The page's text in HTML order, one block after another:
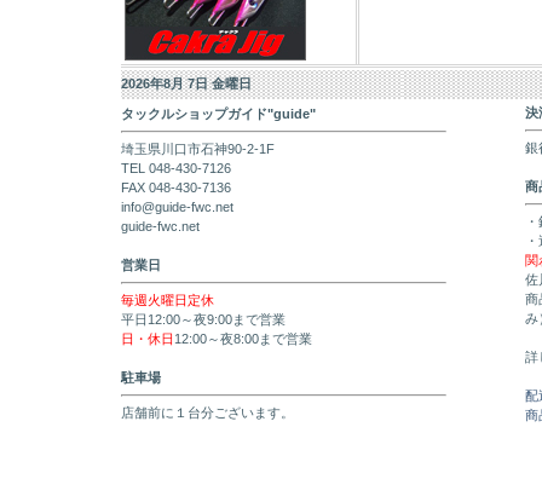
2026年8月 7日 金曜日
タックルショップガイド"guide"
埼玉県川口市石神90-2-1F
TEL 048-430-7126
FAX 048-430-7136
info@guide-fwc.net
guide-fwc.net
営業日
毎週火曜日定休
平日12:00～夜9:00まで営業
日・休日 12:00～夜8:00まで営業
駐車場
店舗前に１台分ございます。
決
銀
商
関
佐
商
み
詳
配
商